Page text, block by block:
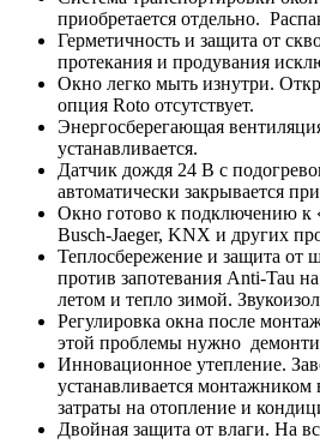
приобретается отдельно.
Герметичность и защита от
протекания и продувания
Окно легко мыть изнутри.
опция Roto отсутствует.
Энергосберегающая
устанавливается.
Датчик дождя 24 В c
автоматически закрывается
Окно готово к подключению к
Busch-Jaeger, KNX и других
Теплосбережение и защита от
против запотевания Anti-Tau
летом и тепло зимой.
Регулировка окна после
этой проблемы нужно
Инновационное утепление.
устанавливается
затраты на отопление и
Двойная защита от влаги. На